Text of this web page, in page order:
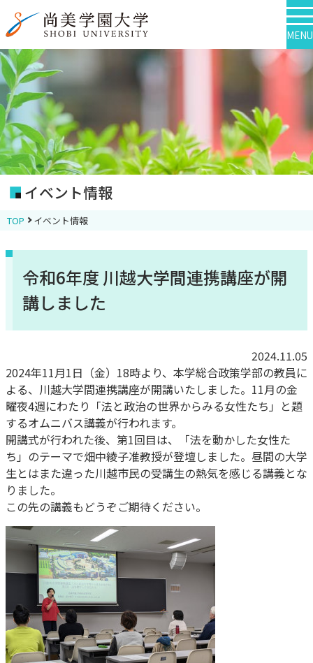
MENU
イベント情報
TOP イベント情報
令和6年度 川越大学間連携講座が開
講しました
2024.11.05
2024年11月1日（金）18時より、本学総合政策学部の教員に
よる、川越大学間連携講座が開講いたしました。11月の金
曜夜4週にわたり「法と政治の世界からみる女性たち」と題
するオムニバス講義が行われます。
開講式が行われた後、第1回目は、「法を動かした女性た
ち」のテーマで畑中綾子准教授が登壇しました。昼間の大学
生とはまた違った川越市民の受講生の熱気を感じる講義とな
りました。
この先の講義もどうぞご期待ください。